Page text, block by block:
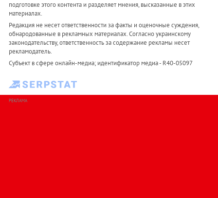
подготовке этого контента и разделяет мнения, высказанные в этих
материалах.
Редакция не несет ответственности за факты и оценочные суждения,
обнародованные в рекламных материалах. Согласно украинскому
законодательству, ответственность за содержание рекламы несет
рекламодатель.
Субъект в сфере онлайн-медиа; идентификатор медиа - R40-05097
РЕКЛАМА